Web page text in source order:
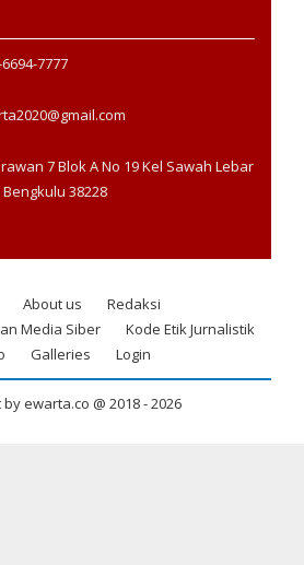
7777
7 Blok A No 19 Kel Sawah Lebar
38228
About us
Redaksi
Media Siber
Kode Etik Jurnalistik
Galleries Login
ewarta.co @ 2018 -2026